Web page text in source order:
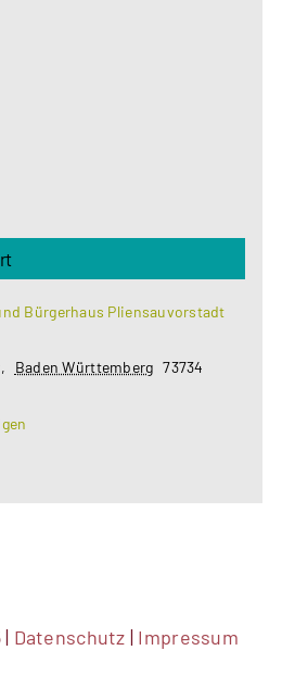
Bürgerhaus Pliensauvorstadt
, Baden Württemberg 73734
Datenschutz | Impressum